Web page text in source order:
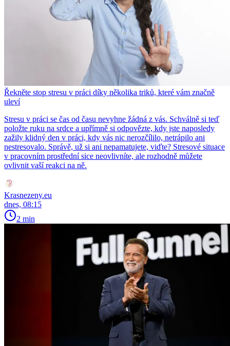
Řekněte stop stresu v práci díky několika triků, které vám značně
uleví
Stresu v práci se čas od času nevyhne žádná z vás. Schválně si teď
položte ruku na srdce a upřímně si odpovězte, kdy jste naposledy
zažily klidný den v práci, kdy vás nic nerozčílilo, netrápilo ani
nestresovalo. Správě, už si ani nepamatujete, viďte? Stresové situace
v pracovním prostřední sice neovlivníte, ale rozhodně můžete
ovlivnit vaší reakci na ně.
Krasnezeny.eu
dnes, 08:15
2 min